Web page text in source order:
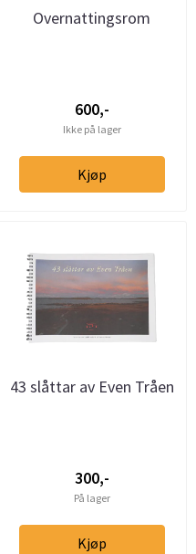
Overnattingsrom
600,-
Ikke på lager
Kjøp
43 slåttar av Even Tråen
300,-
På lager
Kjøp